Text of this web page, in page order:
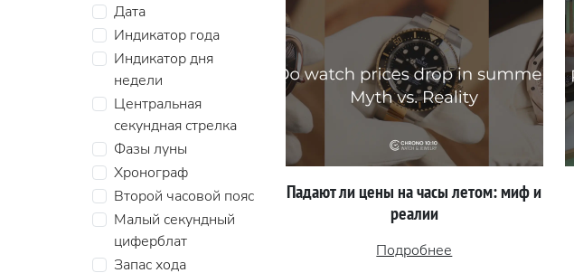
Дата
Индикатор года
Индикатор дня
недели
Центральная
секундная стрелка
Фазы луны
Хронограф
Второй часовой пояс
Малый секундный
циферблат
Запас хода
Падают ли цены на часы летом: миф и
реалии
Подробнее